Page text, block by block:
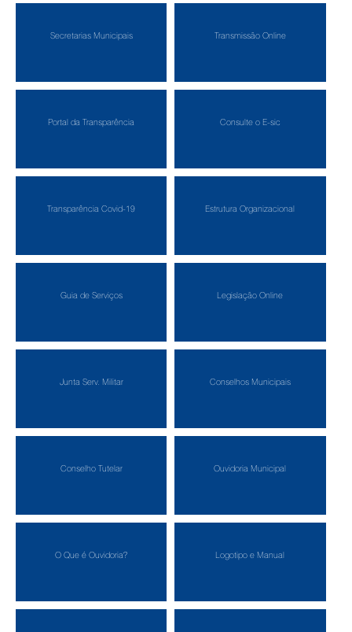
Secretarias Municipais Transmissão Online
Portal da Transparência Consulte o E-sic
Transparência Covid-19 Estrutura Organizacional
Guia de Serviços Legislação Online
Junta Serv. Militar Conselhos Municipais
Conselho Tutelar Ouvidoria Municipal
O Que é Ouvidoria? Logotipo e Manual